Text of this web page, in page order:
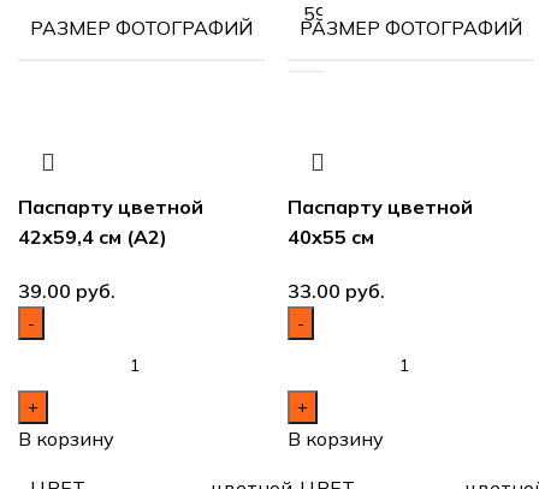
РАЗМЕР ФОТОГРАФИЙ
59,4х84,1
см (А1)
РАЗМЕР ФОТОГРАФИЙ
Паспарту цветной
42х59,4 см (А2)
руб.
В корзину
Паспарту цветной
40х55 см
руб.
В корзину